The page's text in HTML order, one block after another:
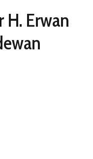
H. Erwan